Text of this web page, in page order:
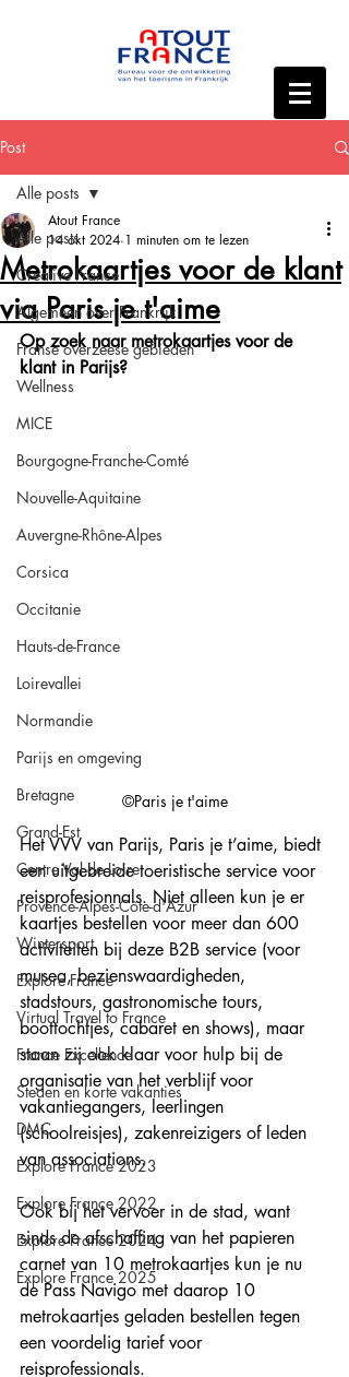
Post
Alle posts
Creative France
Algemeen over Frankrijk
Franse overzeese gebieden
Wellness
MICE
Bourgogne-Franche-Comté
Nouvelle-Aquitaine
Auvergne-Rhône-Alpes
Corsica
Occitanie
Hauts-de-France
Loirevallei
Normandie
Parijs en omgeving
Bretagne
Grand-Est
Centre Val de Loire
Provence-Alpes-Côte-d'Azur
Wintersport
Explore France
Virtual Travel to France
France Excellence
Steden en korte vakanties
DMC
Explore France 2023
Explore France 2022
Explore France 2024
Explore France 2025
Alle posts
Metrokaartjes voor de klant
via Paris je t'aime
Atout France
14 okt 2024 1 minuten om te lezen
Op zoek naar metrokaartjes voor de
klant in Parijs?
©Paris je t'aime
Het VVV van Parijs, Paris je t’aime, biedt
een uitgebreide toeristische service voor
reisprofesionnals. Niet alleen kun je er
kaartjes bestellen voor meer dan 600
activiteiten bij deze B2B service (voor
musea, bezienswaardigheden,
stadstours, gastronomische tours,
boottochtjes, cabaret en shows), maar
staan zij ook klaar voor hulp bij de
organisatie van het verblijf voor
vakantiegangers, leerlingen
(schoolreisjes), zakenreizigers of leden
van associations.
Ook bij het vervoer in de stad, want
sinds de afschaffing van het papieren
carnet van 10 metrokaartjes kun je nu
de Pass Navigo met daarop 10
metrokaartjes geladen bestellen tegen
een voordelig tarief voor
reisprofessionals.